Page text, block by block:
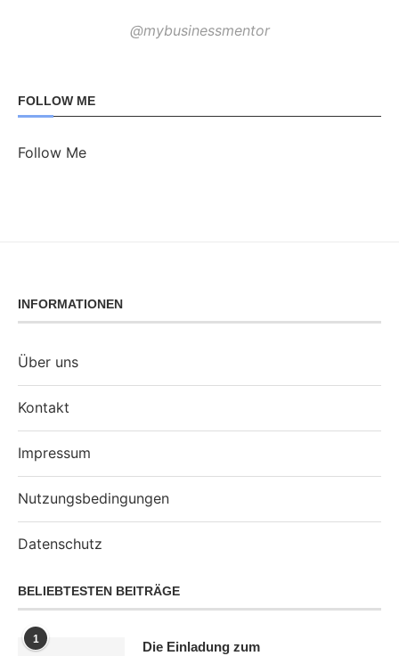
@mybusinessmentor
FOLLOW ME
Follow Me
INFORMATIONEN
Über uns
Kontakt
Impressum
Nutzungsbedingungen
Datenschutz
BELIEBTESTEN BEITRÄGE
1
Die Einladung zum